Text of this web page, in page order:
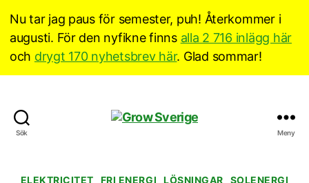
Nu tar jag paus för semester, puh! Återkommer i
augusti. För den nyfikne finns alla 2 716 inlägg här
och drygt 170 nyhetsbrev här. Glad sommar!
Sök Meny
Kategorier
ELEKTRICITET FRI ENERGI LÖSNINGAR
SOLENERGI